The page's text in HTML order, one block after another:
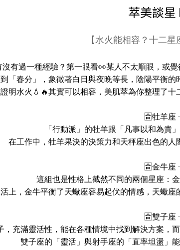
萃美談星
【水火能相容？十二
沒有過一種經驗？第一眼看👀某人不太順眼，或
「春分」，象徵著白日與夜晚等長，陰陽平衡
明水火💧🔥其實可以相容，美肌萃為你整理了
🈴牡羊座
「行動派」的牡羊跟「凡事以和為貴
在工作中，牡羊果決的決策力和天秤座出色的
🈴金牛座
這組也是性格上截然不同的兩個星座：
上，金牛平衡了天蠍座容易起伏的情感，天蠍座
🈴雙子座
，充滿靈活性，能在各種情境中找到解決方案，
雙子座的「靈活」與射手座的「直率坦盪」